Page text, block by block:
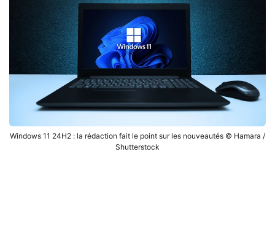
Windows 11 24H2 : la rédaction fait le point sur les nouveautés © Hamara /
Shutterstock